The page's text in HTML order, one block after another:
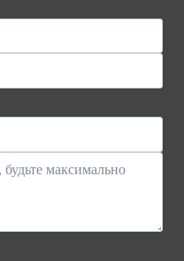
СВЕТОДИОДНОГО